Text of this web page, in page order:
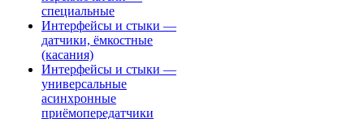
специальные
Интерфейсы и стыки —
датчики, ёмкостные
(касания)
Интерфейсы и стыки —
универсальные
асинхронные
приёмопередатчики